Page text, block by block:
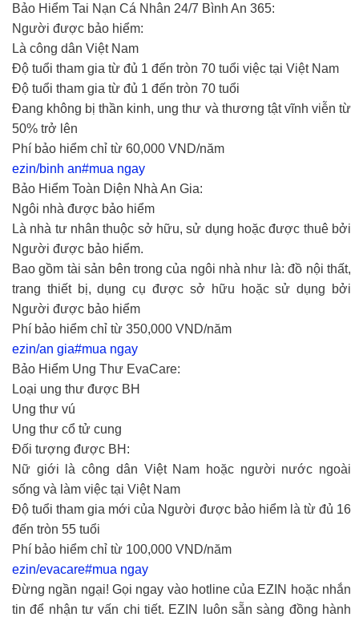
Bảo Hiểm Tai Nạn Cá Nhân 24/7 Bình An 365:
Người được bảo hiểm:
Là công dân Việt Nam
Độ tuổi tham gia từ đủ 1 đến tròn 70 tuổi việc tại Việt Nam
Độ tuổi tham gia từ đủ 1 đến tròn 70 tuổi
Đang không bị thần kinh, ung thư và thương tật vĩnh viễn từ
50% trở lên
Phí bảo hiểm chỉ từ 60,000 VND/năm
ezin/binh an#mua ngay
Bảo Hiểm Toàn Diện Nhà An Gia:
Ngôi nhà được bảo hiểm
Là nhà tư nhân thuộc sở hữu, sử dụng hoặc được thuê bởi
Người được bảo hiểm.
Bao gồm tài sản bên trong của ngôi nhà như là: đồ nội thất,
trang thiết bị, dụng cụ được sở hữu hoặc sử dụng bởi
Người được bảo hiểm
Phí bảo hiểm chỉ từ 350,000 VND/năm
ezin/an gia#mua ngay
Bảo Hiểm Ung Thư EvaCare:
Loại ung thư được BH
Ung thư vú
Ung thư cổ tử cung
Đối tượng được BH:
Nữ giới là công dân Việt Nam hoặc người nước ngoài
sống và làm việc tại Việt Nam
Độ tuổi tham gia mới của Người được bảo hiểm là từ đủ 16
đến tròn 55 tuổi
Phí bảo hiểm chỉ từ 100,000 VND/năm
ezin/evacare#mua ngay
Đừng ngần ngại! Gọi ngay vào hotline của EZIN hoặc nhắn
tin để nhận tư vấn chi tiết. EZIN luôn sẵn sàng đồng hành